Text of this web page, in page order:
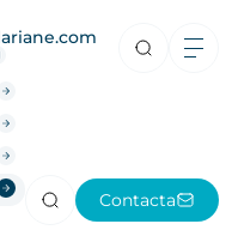
Contacta
de